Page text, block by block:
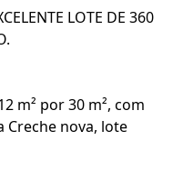
LOTE DE 360
m² por 30 m², com
Creche nova, lote